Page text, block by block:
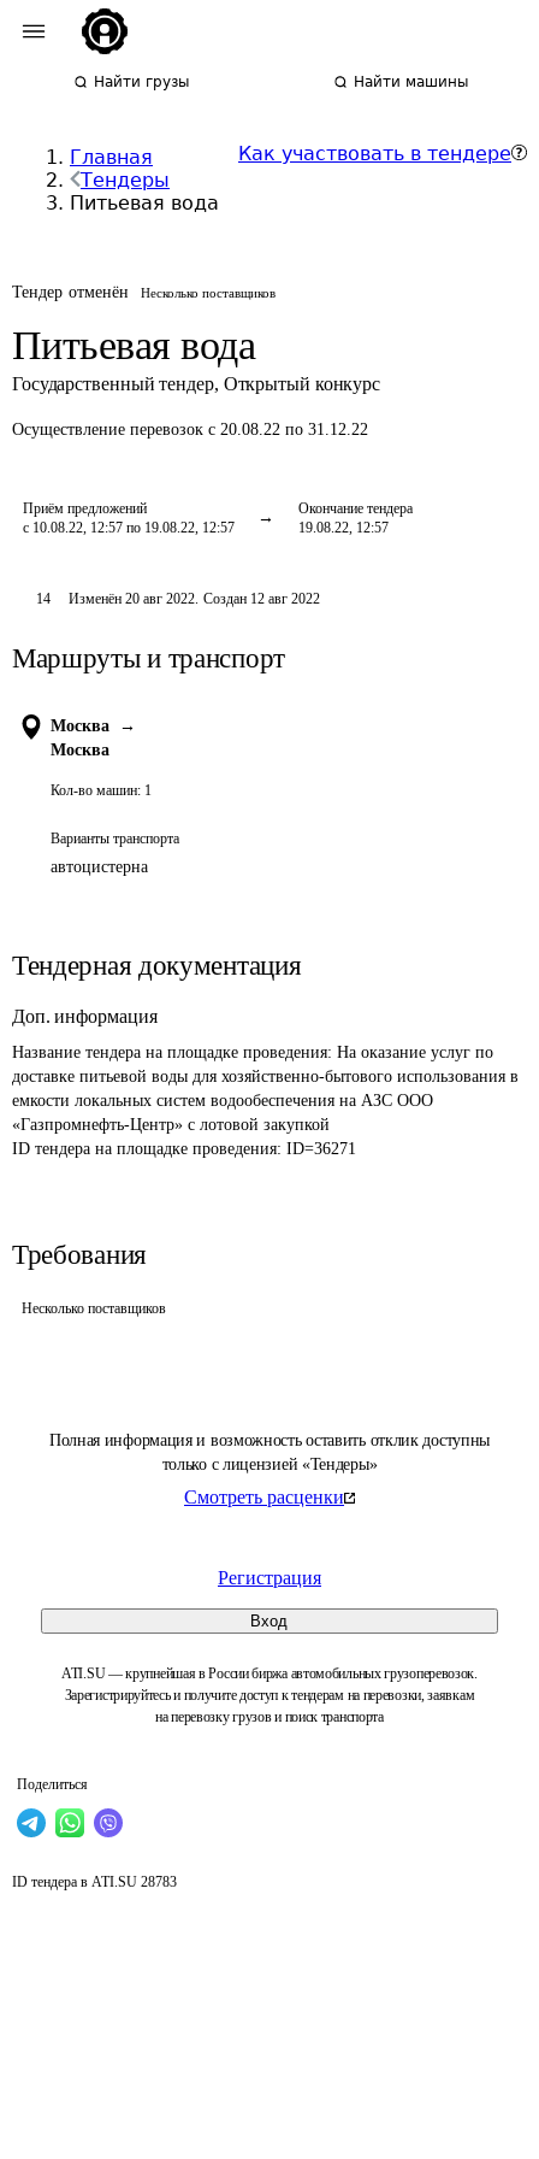
Найти грузы Найти машины
Главная
Тендеры
Питьевая вода
Как участвовать в тендере
Тендер отменён Несколько поставщиков
Питьевая вода
Государственный тендер, Открытый конкурс
Осуществление перевозок с 20.08.22 по 31.12.22
Приём предложений
с 10.08.22, 12:57 по 19.08.22, 12:57
Окончание тендера
19.08.22, 12:57
Полная информация и возможность оставить отклик доступны
только с лицензией «Тендеры»
Смотреть расценки
Регистрация
Вход
ATI.SU — крупнейшая в России биржа автомобильных грузоперевозок.
Зарегистрируйтесь и получите доступ к тендерам на перевозки, заявкам
на перевозку грузов и поиск транспорта
Поделиться
14 Изменён20 авг 2022. Создан 12 авг 2022
Маршруты и транспорт
Москва
→
Москва
Кол-во машин: 1
Варианты транспорта
автоцистерна
Тендерная документация
Доп. информация
Название тендера на площадке проведения: На оказание услуг по
доставке питьевой воды для хозяйственно-бытового использования в
емкости локальных систем водообеспечения на АЗС ООО
«Газпромнефть-Центр» с лотовой закупкой
ID тендера на площадке проведения: ID=36271
Требования
Несколько поставщиков
ID тендера в ATI.SU 28783